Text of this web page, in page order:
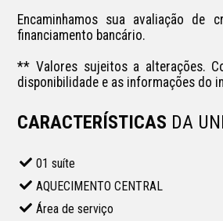
Encaminhamos sua avaliação de
financiamento bancário.
** Valores sujeitos a alterações.
disponibilidade e as informações do
CARACTERÍSTICAS DA
01 suíte
AQUECIMENTO CENTRAL
Área de serviço